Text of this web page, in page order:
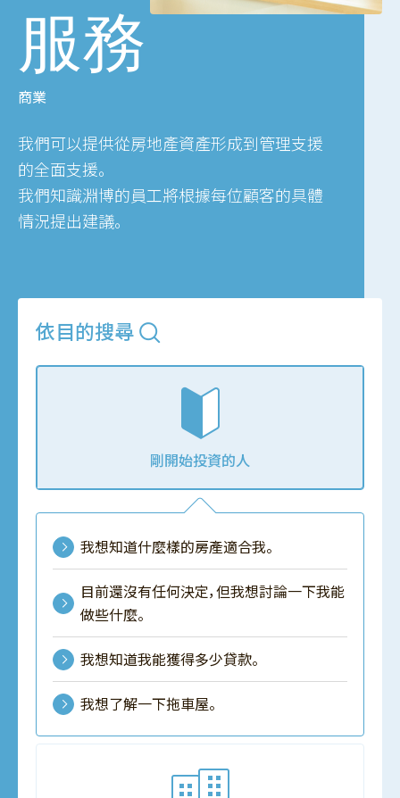
服務
商業
我們可以提供從房地產資產形成到管理支援
的全面支援。
我們知識淵博的員工將根據每位顧客的具體
情況提出建議。
依目的搜尋
剛開始投資的人
我想知道什麼樣的房產適合我。
目前還沒有任何決定，但我想討論一下我能
做些什麼。
我想知道我能獲得多少貸款。
我想了解一下拖車屋。